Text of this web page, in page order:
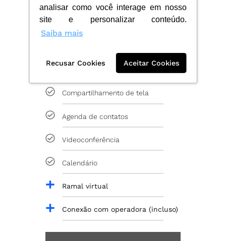
analisar como você interage em nosso
site e personalizar conteúdo.
Saiba mais
Recusar Cookies Aceitar Cookies
Chat (individual e grupos)
Chamadas internas (voz e vídeo)
Compartilhamento de tela
Agenda de contatos
Videoconferência
Calendário
Ramal virtual
Conexão com operadora (incluso)